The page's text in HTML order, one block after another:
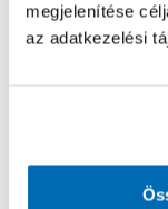
megjelenítése
az adatkezelési